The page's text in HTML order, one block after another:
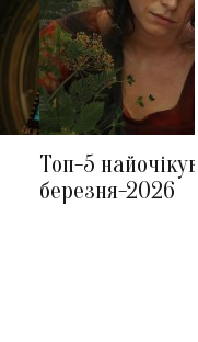
Топ-5
березня-2026